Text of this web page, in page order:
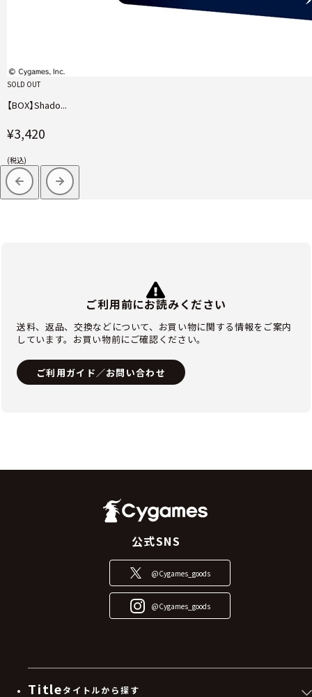
SOLD OUT
【BOX】Shado...
¥3,420
(税込)
ご利用前にお読みください
送料、返品、交換などについて、お買い物に関する情報をご案内
しています。お買い物前にご確認ください。
ご利用ガイド／お問い合わせ
公式SNS
@Cygames_goods
@Cygames_goods
Titleタイトルから探す